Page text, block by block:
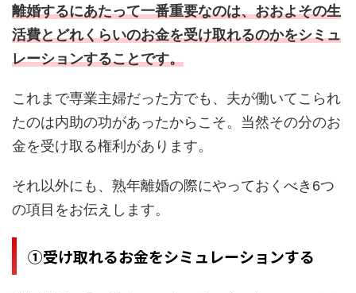
離婚するにあたって一番重要なのは、おおよその生
活費とどれくらいのお金を受け取れるのかをシミュ
レーションすることです。
これまで専業主婦だった方でも、夫が働いてこられ
たのは内助の功があったからこそ。当然その分のお
金を受け取る権利があります。
それ以外にも、熟年離婚の際にやっておくべき6つ
の項目をお伝えします。
①受け取れるお金をシミュレーションする